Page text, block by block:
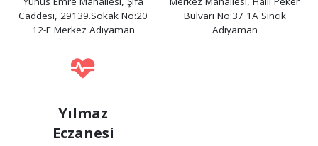
Caddesi, 29139.Sokak No:20
12-F Merkez Adıyaman
Bulvarı No:37 1A Sincik
Adıyaman
Yılmaz
Eczanesi